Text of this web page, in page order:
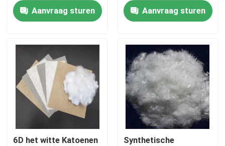
Contacteer ons
Vraag een offerte aan
Viscosestapelvezel
Stapelvezel van gerecycled polyester
Stapelvezel van polypropyleen
Aanvraag sturen
Aanvraag sturen
6D het witte Katoenen
Synthetische